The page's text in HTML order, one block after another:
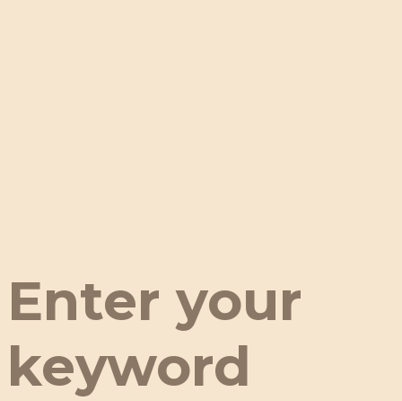
Enter your
keyword